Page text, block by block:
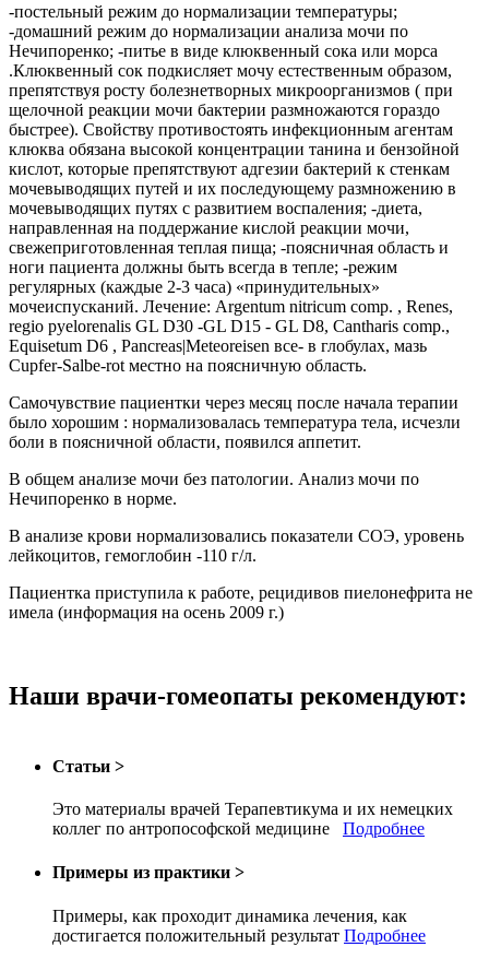
-постельный режим до нормализации температуры;
-домашний режим до нормализации анализа мочи по
Нечипоренко; -питье в виде клюквенный сока или морса
.Клюквенный сок подкисляет мочу естественным образом,
препятствуя росту болезнетворных микроорганизмов ( при
щелочной реакции мочи бактерии размножаются гораздо
быстрее). Свойству противостоять инфекционным агентам
клюква обязана высокой концентрации танина и бензойной
кислот, которые препятствуют адгезии бактерий к стенкам
мочевыводящих путей и их последующему размножению в
мочевыводящих путях с развитием воспаления; -диета,
направленная на поддержание кислой реакции мочи,
свежеприготовленная теплая пища; -поясничная область и
ноги пациента должны быть всегда в тепле; -режим
регулярных (каждые 2-3 часа) «принудительных»
мочеиспусканий. Лечение: Argentum nitricum comp. , Renes,
regio pyelorenalis GL D30 -GL D15 - GL D8, Cantharis comp.,
Equisetum D6 , Pancreas|Meteoreisen все- в глобулах, мазь
Cupfer-Salbe-rot местно на поясничную область.
Самочувствие пациентки через месяц после начала терапии
было хорошим : нормализовалась температура тела, исчезли
боли в поясничной области, появился аппетит.
В общем анализе мочи без патологии. Анализ мочи по
Нечипоренко в норме.
В анализе крови нормализовались показатели СОЭ, уровень
лейкоцитов, гемоглобин -110 г/л.
Пациентка приступила к работе, рецидивов пиелонефрита не
имела (информация на осень 2009 г.)
Наши врачи-гомеопаты рекомендуют:
Статьи >
Это материалы врачей Терапевтикума и их немецких
коллег по антропософской медицине Подробнее
Примеры из практики >
Примеры, как проходит динамика лечения, как
достигается положительный результат Подробнее